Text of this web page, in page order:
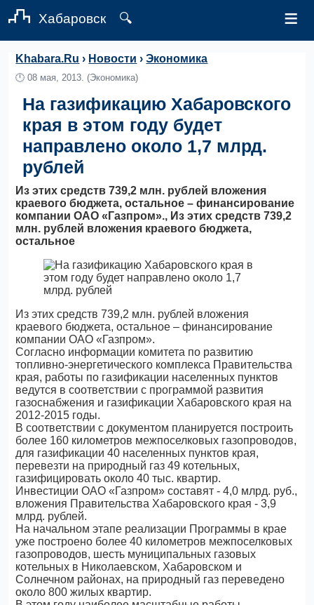
Хабаровск 🔍 ≡
Khabara.Ru › Новости ›Экономика
🕛08 мая, 2013. (Экономика)
На газификацию Хабаровского
края в этом году будет
направлено около 1,7 млрд.
рублей
Из этих средств 739,2 млн. рублей вложения
краевого бюджета, остальное – финансирование
компании ОАО «Газпром»., Из этих средств 739,2
млн. рублей вложения краевого бюджета,
остальное
Из этих средств 739,2 млн. рублей вложения
краевого бюджета, остальное – финансирование
компании ОАО «Газпром».
Согласно информации комитета по развитию
топливно-энергетического комплекса Правительства
края, работы по газификации населенных пунктов
ведутся в соответствии с программой развития
газоснабжения и газификации Хабаровского края на
2012-2015 годы.
В соответствии с документом планируется построить
более 160 километров межпоселковых газопроводов,
для газификации 40 населенных пунктов края,
перевезти на природный газ 49 котельных,
газифицировать около 40 тыс. квартир.
Инвестиции ОАО «Газпром» составят - 4,0 млрд. руб.,
вложения Правительства Хабаровского края - 3,9
млрд. рублей.
На начальном этапе реализации Программы в крае
уже построено более 40 километров межпоселковых
газопроводов, шесть муниципальных газовых
котельных в Николаевском, Хабаровском и
Солнечном районах, на природный газ переведено
около 800 жилых квартир.